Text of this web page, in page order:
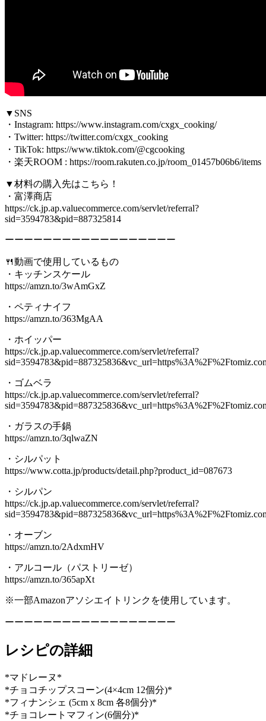
▼SNS
・Instagram: https://www.instagram.com/cxgx_cooking/
・Twitter: https://twitter.com/cxgx_cooking
・TikTok: https://www.tiktok.com/@cgcooking
・楽天ROOM : https://room.rakuten.co.jp/room_01457b06b6/items
▼材料の購入先はこちら！
・富澤商店
https://ck.jp.ap.valuecommerce.com/servlet/referral?
sid=3594783&pid=887325814
ーーーーーーーーーーーーーーーーーー
🍴動画で使用しているもの
・キッチンスケール
https://amzn.to/3wAmGxZ
・ペティナイフ
https://amzn.to/363MgAA
・ホイッパー
https://ck.jp.ap.valuecommerce.com/servlet/referral?
・ゴムベラ
https://ck.jp.ap.valuecommerce.com/servlet/referral?
・ガラスの手鍋
https://amzn.to/3qlwaZN
・シルパット
https://www.cotta.jp/products/detail.php?product_id=087673
・シルパン
https://ck.jp.ap.valuecommerce.com/servlet/referral?
・オーブン
https://amzn.to/2AdxmHV
・アルコール（パストリーゼ）
https://amzn.to/365apXt
※一部Amazonアソシエイトリンクを使用しています。
ーーーーーーーーーーーーーーーーーー
レシピの詳細
*マドレーヌ*
*チョコチップスコーン(4×4cm 12個分)*
*フィナンシェ (5cm x 8cm 各8個分)*
*チョコレートマフィン(6個分)*